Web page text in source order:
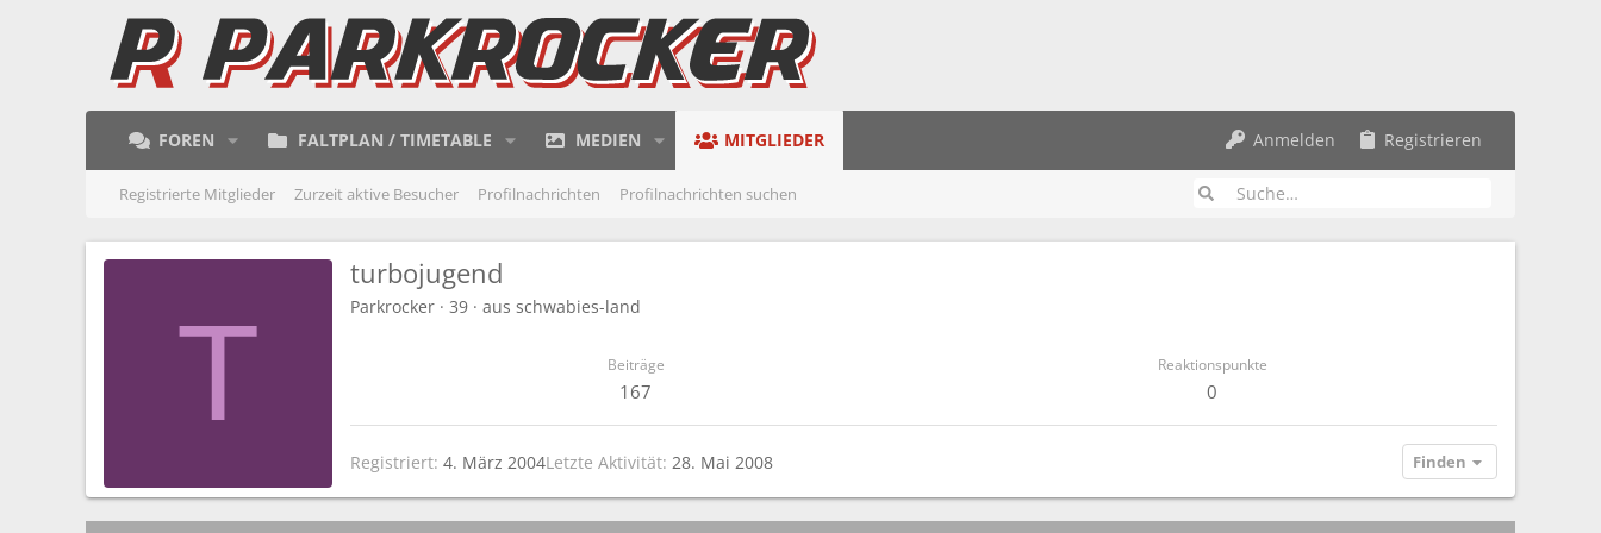
FOREN FALTPLAN / TIMETABLE MEDIEN MITGLIEDER Anmelden Registrieren
Registrierte Mitglieder Zurzeit aktive Besucher Profilnachrichten Profilnachrichten suchen
T
turbojugend
Parkrocker · 39 · aus schwabies-land
Beiträge
167
Reaktionspunkte
0
Registriert 4. März 2004Letzte Aktivität 28. Mai 2008 Finden